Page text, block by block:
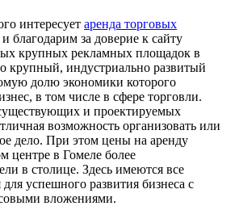
интересует аренда торговых
и благодарим за доверие к сайту
крупных рекламных площадок в
крупный, индустриально развитый
долю экономики которого
в том числе в сфере торговли.
и проектируемых
возможность организовать или
дело. При этом цены на аренду
центре в Гомеле более
в столице. Здесь имеются все
успешного развития бизнеса с
вложениями.